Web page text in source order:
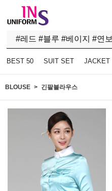
BEST 50 SUIT SET JACKET
BLOUSE 긴팔블라우스